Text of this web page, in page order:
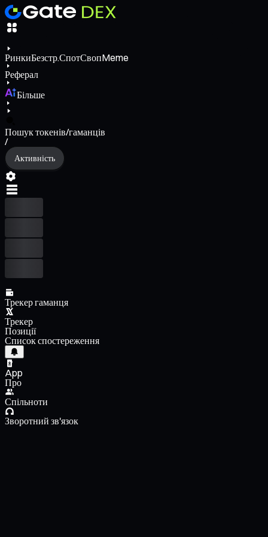
РинкиБезстр.СпотСвопMeme
Реферал
Більше
Пошук токенів/гаманців
/
Активність
Трекер гаманця
Трекер
Позиції
Список спостереження
App
Про
Спільноти
Зворотний зв'язок